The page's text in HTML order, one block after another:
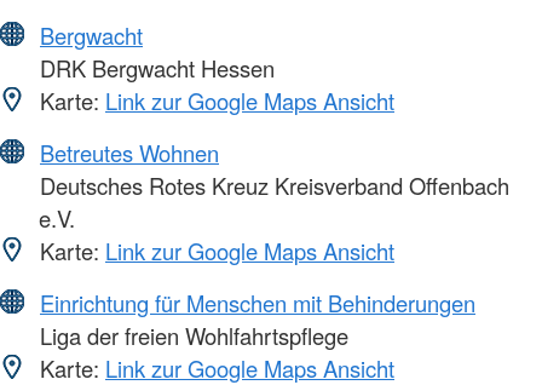
Bergwacht
DRK Bergwacht Hessen
Karte: Link zur Google Maps Ansicht
Betreutes Wohnen
Deutsches Rotes Kreuz Kreisverband Offenbach
e.V.
Karte: Link zur Google Maps Ansicht
Einrichtung für Menschen mit Behinderungen
Liga der freien Wohlfahrtspflege
Karte: Link zur Google Maps Ansicht